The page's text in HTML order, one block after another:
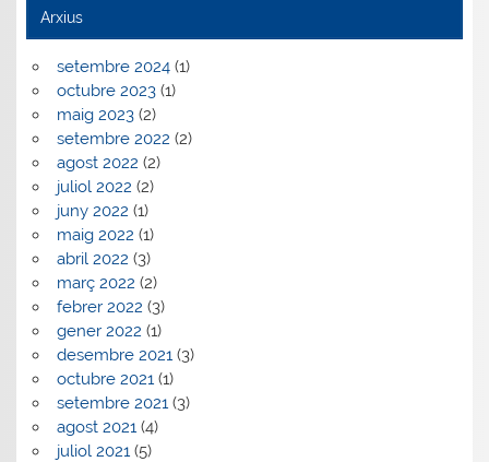
Arxius
setembre 2024(1)
octubre 2023(1)
maig 2023(2)
setembre 2022 (2)
agost 2022 (2)
juliol 2022 (2)
juny 2022 (1)
maig 2022 (1)
abril 2022 (3)
març 2022 (2)
febrer 2022 (3)
gener 2022 (1)
desembre 2021(3)
octubre 2021(1)
setembre 2021(3)
agost 2021(4)
juliol 2021(5)